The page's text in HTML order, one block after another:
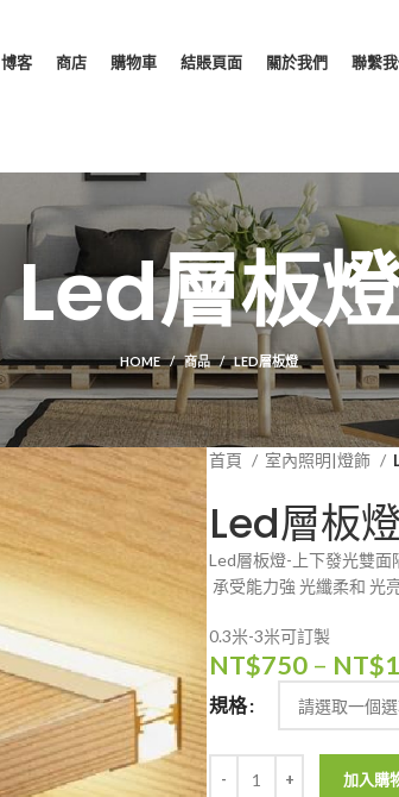
博客 商店 購物車 結賬頁面 關於我們 聯繫
Led層板
HOME 商品 LED層板燈
首頁 室內照明|燈飾
Led層板燈
Led層板燈-上下發光雙
承受能力強 光纖柔和 光
0.3米-3米可訂製
NT$750 – NT$
規格
加入購